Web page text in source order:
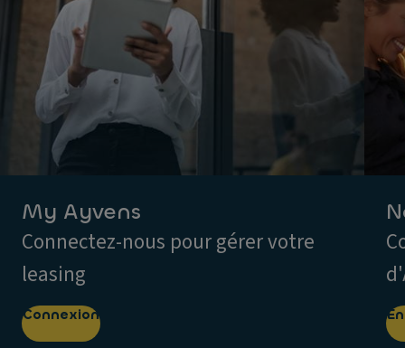
My Ayvens
Connectez-nous pour gérer votre
leasing
Connexion